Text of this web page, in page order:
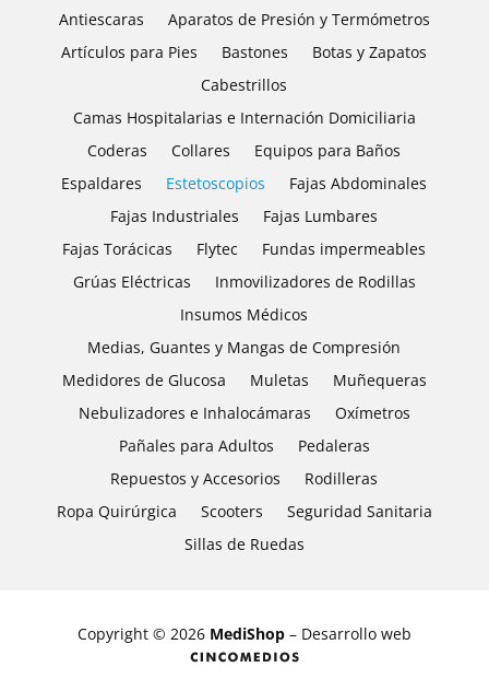
Antiescaras
Aparatos de Presión y Termómetros
Artículos para Pies
Bastones
Botas y Zapatos
Cabestrillos
Camas Hospitalarias e Internación Domiciliaria
Coderas
Collares
Equipos para Baños
Espaldares
Estetoscopios
Fajas Abdominales
Fajas Industriales
Fajas Lumbares
Fajas Torácicas
Flytec
Fundas impermeables
Grúas Eléctricas
Inmovilizadores de Rodillas
Insumos Médicos
Medias, Guantes y Mangas de Compresión
Medidores de Glucosa
Muletas
Muñequeras
Nebulizadores e Inhalocámaras
Oxímetros
Pañales para Adultos
Pedaleras
Repuestos y Accesorios
Rodilleras
Ropa Quirúrgica
Scooters
Seguridad Sanitaria
Sillas de Ruedas
Copyright © 2026 MediShop– Desarrollo web